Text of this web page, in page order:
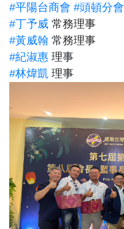
#平陽台商會 #頭頓分會
#丁予威 常務理事
#黃威翰 常務理事
#紀淑惠 理事
#林煒凱 理事